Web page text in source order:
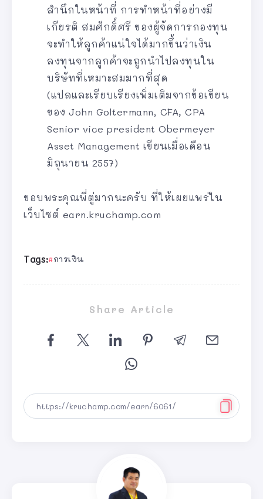
สำนึกในหน้าที่ การทำหน้าที่อย่างมี
เกียรติ สมศักดิ์ศรี ของผู้จัดการกองทุน
จะทำให้ลูกค้าแน่ใจได้มากขึ้นว่าเงิน
ลงทุนจากลูกค้าจะถูกนำไปลงทุนใน
บริษัทที่เหมาะสมมากที่สุด
(แปลและเรียบเรียงเพิ่มเติมจากข้อเขียน
ของ John Goltermann, CFA, CPA
Senior vice president Obermeyer
Asset Management เขียนเมื่อเดือน
มิถุนายน 2557)
ขอบพระคุณพี่ตู่มากนะครับ ที่ให้เผยแพร่ใน
เว็บไซต์ earn.kruchamp.com
Tags: การเงิน
Share Article